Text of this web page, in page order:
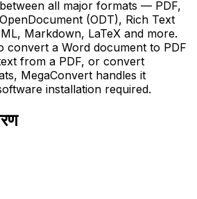
all major formats — PDF,
(ODT), Rich Text
Markdown, LaTeX and more.
convert a Word document to PDF
from a PDF, or convert
MegaConvert handles it
installation required.